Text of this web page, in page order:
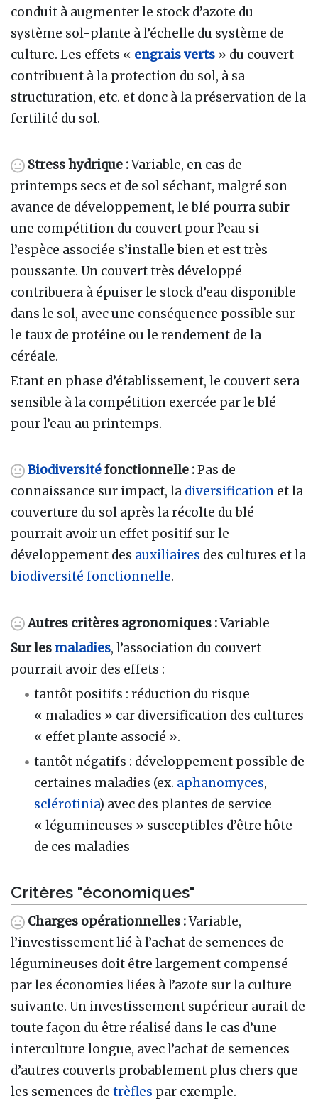
conduit à augmenter le stock d’azote du
système sol-plante à l’échelle du système de
culture. Les effets « engrais verts » du couvert
contribuent à la protection du sol, à sa
structuration, etc. et donc à la préservation de la
fertilité du sol.
Stress hydrique :Variable, en cas de
printemps secs et de sol séchant, malgré son
avance de développement, le blé pourra subir
une compétition du couvert pour l’eau si
l’espèce associée s’installe bien et est très
poussante. Un couvert très développé
contribuera à épuiser le stock d’eau disponible
dans le sol, avec une conséquence possible sur
le taux de protéine ou le rendement de la
céréale.
Etant en phase d’établissement, le couvert sera
sensible à la compétition exercée par le blé
pour l’eau au printemps.
Biodiversitéfonctionnelle :Pas de
connaissance sur impact, la diversification et la
couverture du sol après la récolte du blé
pourrait avoir un effet positif sur le
développement des auxiliaires des cultures et la
biodiversité fonctionnelle.
Autres critères agronomiques :Variable
Sur les maladies, l’association du couvert
pourrait avoir des effets :
tantôt positifs : réduction du risque
« maladies » car diversification des cultures
« effet plante associé ».
tantôt négatifs : développement possible de
certaines maladies (ex. aphanomyces,
sclérotinia) avec des plantes de service
« légumineuses » susceptibles d’être hôte
de ces maladies
Critères "économiques"
Charges opérationnelles :Variable,
l’investissement lié à l’achat de semences de
légumineuses doit être largement compensé
par les économies liées à l’azote sur la culture
suivante. Un investissement supérieur aurait de
toute façon du être réalisé dans le cas d’une
interculture longue, avec l’achat de semences
d’autres couverts probablement plus chers que
les semences de trèfles par exemple.